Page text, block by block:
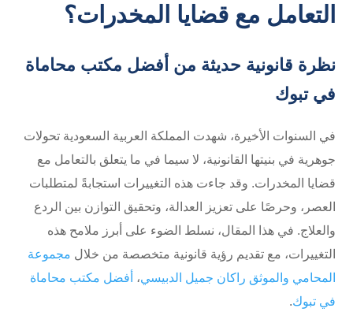
التعامل مع قضايا المخدرات؟
نظرة قانونية حديثة من أفضل مكتب محاماة
في تبوك
في السنوات الأخيرة، شهدت المملكة العربية السعودية تحولات
جوهرية في بنيتها القانونية، لا سيما في ما يتعلق بالتعامل مع
قضايا المخدرات. وقد جاءت هذه التغييرات استجابةً لمتطلبات
العصر، وحرصًا على تعزيز العدالة، وتحقيق التوازن بين الردع
والعلاج. في هذا المقال، نسلط الضوء على أبرز ملامح هذه
التغييرات، مع تقديم رؤية قانونية متخصصة من خلال مجموعة
المحامي والموثق راكان جميل الدبيسي، أفضل مكتب محاماة
في تبوك.